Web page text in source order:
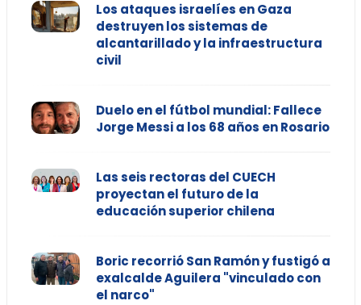
Los ataques israelíes en Gaza
destruyen los sistemas de
alcantarillado y la infraestructura
civil
Duelo en el fútbol mundial: Fallece
Jorge Messi a los 68 años en Rosario
Las seis rectoras del CUECH
proyectan el futuro de la
educación superior chilena
Boric recorrió San Ramón y fustigó a
exalcalde Aguilera "vinculado con
el narco"